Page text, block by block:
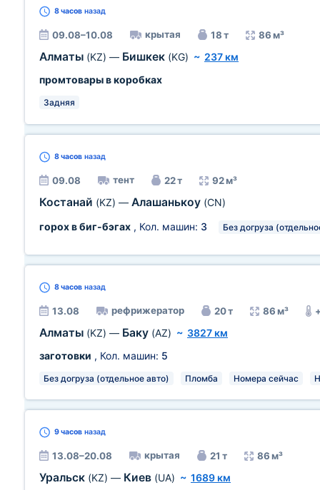
8 часов назад
09.08–10.08 крытая 18 т 86 м³
Алматы (KZ) — Бишкек (KG) ~ 237 км
промтовары в коробках
Задняя
8 часов назад
09.08 тент 22 т 92 м³
Костанай (KZ) — Алашанькоу (CN)
горох в биг-бэгах , Кол. машин: 3 Без догруза
8 часов назад
13.08 рефрижератор 20 т 86 м³
Алматы (KZ) — Баку (AZ) ~ 3827 км
заготовки , Кол. машин: 5
Без догруза (отдельное авто) Пломба Номера сейчас
9 часов назад
13.08–20.08 крытая 21 т 86 м³
Уральск (KZ) — Киев (UA) ~ 1689 км